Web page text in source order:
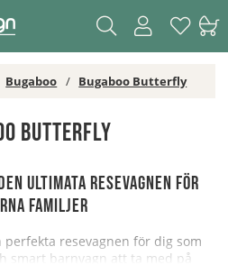
Bugaboo Bugaboo Butterfly
Butterfly
ultimata resevagnen för
familjer
resevagnen för dig som
smart barnvagn att ta med på